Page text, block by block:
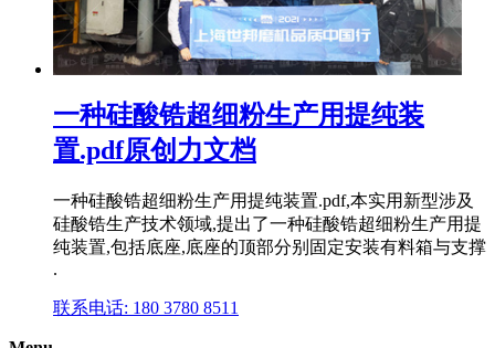
一种硅酸锆超细粉生产用提纯装
置.pdf原创力文档
一种硅酸锆超细粉生产用提纯装置.pdf,本实用新型涉及
硅酸锆生产技术领域,提出了一种硅酸锆超细粉生产用提
纯装置,包括底座,底座的顶部分别固定安装有料箱与支撑
.
联系电话: 180 3780 8511